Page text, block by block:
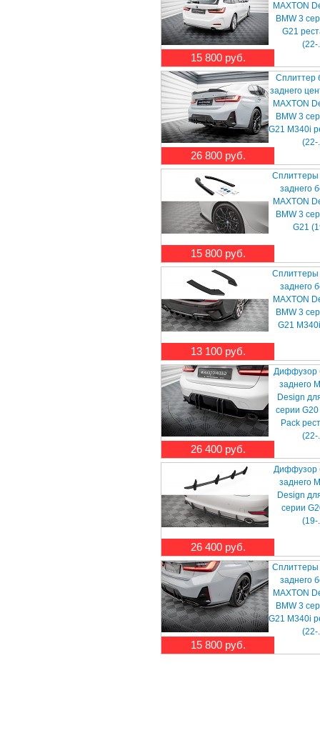
15 800 руб.
MAXTON
BMW 3
G21
(22-
26 800 руб.
Сплиттер
заднего
MAXTON
BMW 3
G21 M340i
(22-
15 800 руб.
заднего
MAXTON
BMW 3
G21
13 100 руб.
заднего
MAXTON
BMW 3
G21
26 400 руб.
Диффузор
заднего
Design
серии G20
Pack
(22-
26 400 руб.
Диффузор
заднего
Design
серии
(19-
15 800 руб.
заднего
MAXTON
BMW 3
G21 M340i
(22-